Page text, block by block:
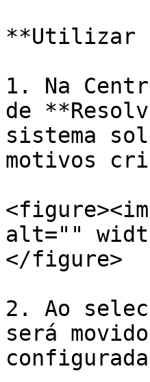
**Utilizar
1. Na
de
sistema
motivos
alt=""
</figure>
2. Ao
será